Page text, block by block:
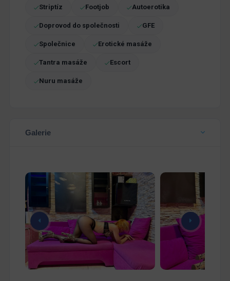
Striptíz Footjob Autoerotika
Doprovod do společnosti GFE
Společnice Erotické masáže
Tantra masáže Escort
Nuru masáže
Galerie